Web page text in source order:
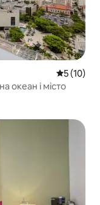
Середня
5 (10)
океан і місто